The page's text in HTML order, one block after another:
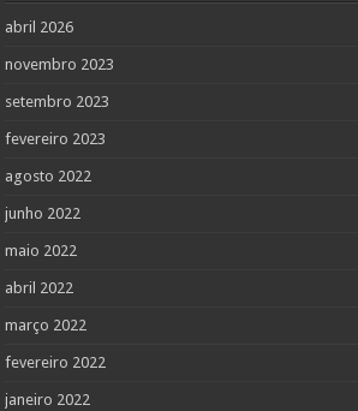
abril 2026
novembro 2023
setembro 2023
fevereiro 2023
agosto 2022
junho 2022
maio 2022
abril 2022
março 2022
fevereiro 2022
janeiro 2022